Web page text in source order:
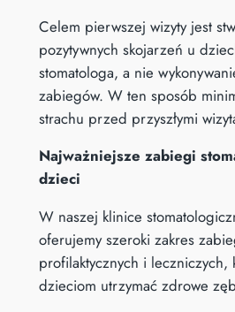
Celem pierwszej wizyty jest
pozytywnych skojarzeń u
stomatologa, a nie
zabiegów. W ten sposób
strachu przed przyszłymi
Najważniejsze zabiegi
dzieci
W naszej klinice
oferujemy szeroki zakres
profilaktycznych i leczniczych,
dzieciom utrzymać zdrowe